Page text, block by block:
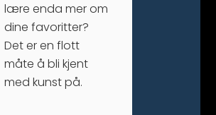
lære enda mer om
dine favoritter?
Det er en flott
måte å bli kjent
med kunst på.